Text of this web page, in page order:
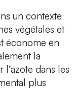
un contexte
végétales et
économe en
la
dans les
plus